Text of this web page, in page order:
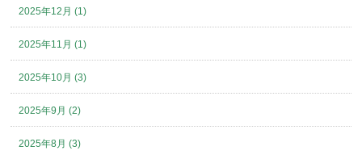
2025年12月 (1)
2025年11月 (1)
2025年10月 (3)
2025年9月 (2)
2025年8月 (3)